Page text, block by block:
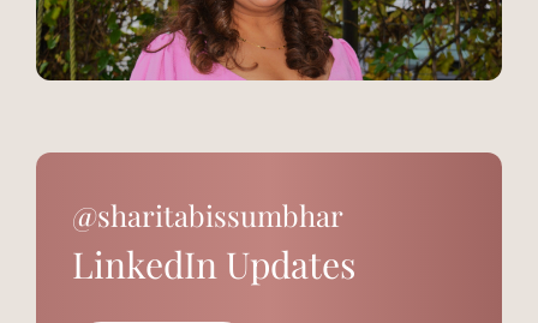
@sharitabissumbhar
LinkedIn Updates